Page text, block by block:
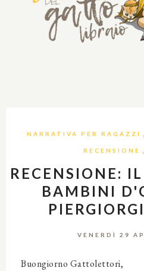
NARRATIVA PER RAGAZZI ,
RECENSIONE ,
RECENSIONE:
BAMBINI
VENERDÌ 29
Buongiorno Gattolettori,